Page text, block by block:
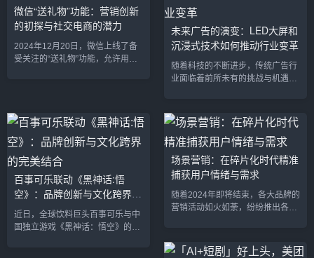
品牌代言人，为多个“抖品牌”注入
了新的活力和曝光度。然而，这一
策略是否能在激烈的竞争中脱颖而
出，改写“抖品牌”的市场竞争格
局，仍然是一个值得探讨的问题。
产品和新付费项目，游戏厂商的买
量成本也有望下降，广告投放的
ROI（投资回报率）也可能显著提
升。然而，竞争也异常激烈，如何
游戏厂商亟待解决的难题。传统的
策略...
微信“送礼物”功能：营销创新
的初探与社交电商的潜力
2024年12月20日，微信上线了备
受关注的“送礼物”功能，允许用户
信电商未来潜力的讨论。本文将深
入剖析这一创新的营销功能及其对
微信电商格局的可能影响，探索其
在推动社交电商爆发上的机会与挑
战。微信“送礼物”功能：营销创新
的独特之处微信“送礼物”功能的核
心创新在于，用户可以像发送红...
未来广告的演变：LED大屏和
沉浸式技术如何推动行业变革
随着科技的不断进步，传统广告行
业面临着前所未有的挑战与机遇。
革，带来了全新的广告体验和互动
形式。借助这些创新技术，广告正
从单纯的视觉冲击转变为一种能够
激发观众情感和沉浸感的全面体
验。LED大屏：突破传统广告的限
制近年来，LED大屏作为现代广告
的代表性技术，广泛应用于城市的
公共空间、交通枢纽以及商业区。
百事可乐联动《黑神话:悟
空》：品牌创新与文化跨界的
完美结合
近日，全球饮料巨头百事可乐与中
国独立游戏《黑神话：悟空》的合
场景营销：在碎片化时代精准
捕获用户情绪与需求
随着2024年即将结束，各大品牌的
营销活动如火如荼，纷纷推出各种
雪、平安夜、圣诞树、跨年夜等元